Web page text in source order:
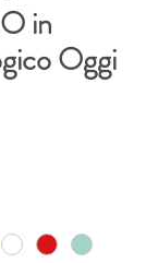
in
Oggi